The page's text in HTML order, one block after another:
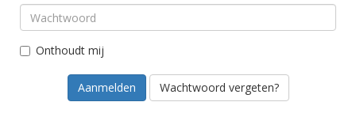
Onthoudt mij
Wachtwoord vergeten?